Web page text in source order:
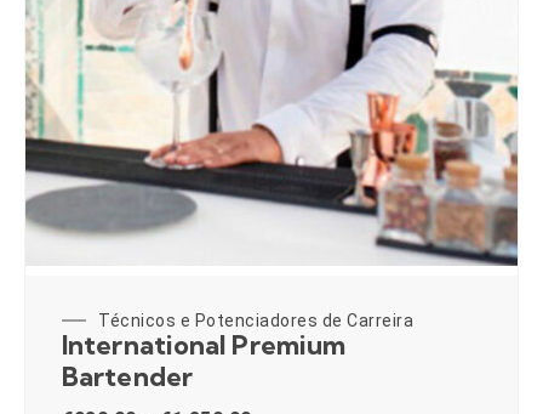
Técnicos e Potenciadores de Carreira
International Premium
Bartender